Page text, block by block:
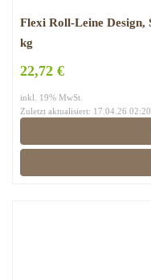
Flexi Roll-Leine
kg
22,72 €
inkl. 19% MwSt.
Zuletzt aktualisiert: 17.04.26 02:20